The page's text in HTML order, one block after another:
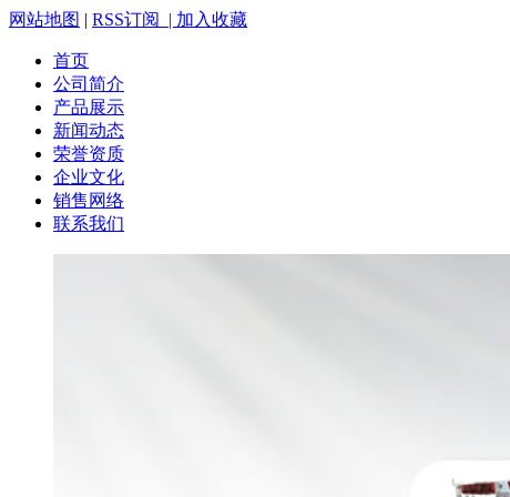
网站地图 | RSS订阅 | 加入收藏
首页
公司简介
产品展示
新闻动态
荣誉资质
企业文化
销售网络
联系我们